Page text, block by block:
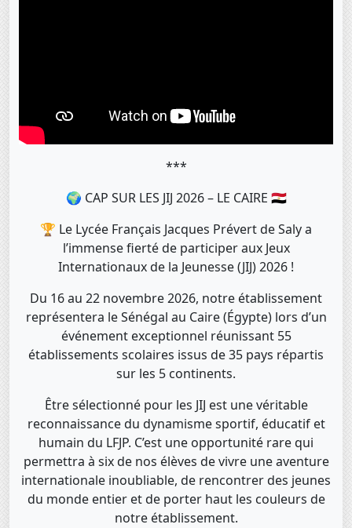
***
🌍 CAP SUR LES JIJ 2026 – LE CAIRE 🇪🇬
🏆 Le Lycée Français Jacques Prévert de Saly a
l’immense fierté de participer aux Jeux
Internationaux de la Jeunesse (JIJ) 2026 !
Du 16 au 22 novembre 2026, notre établissement
représentera le Sénégal au Caire (Égypte) lors d’un
événement exceptionnel réunissant 55
établissements scolaires issus de 35 pays répartis
sur les 5 continents.
Être sélectionné pour les JIJ est une véritable
reconnaissance du dynamisme sportif, éducatif et
humain du LFJP. C’est une opportunité rare qui
permettra à six de nos élèves de vivre une aventure
internationale inoubliable, de rencontrer des jeunes
du monde entier et de porter haut les couleurs de
notre établissement.